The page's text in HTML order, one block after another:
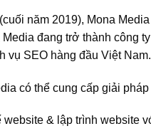
năm 2019), Mona
Media đang trở thành công
vụ SEO hàng đầu Việt Nam.
có thể cung cấp giải
website & lập trình website